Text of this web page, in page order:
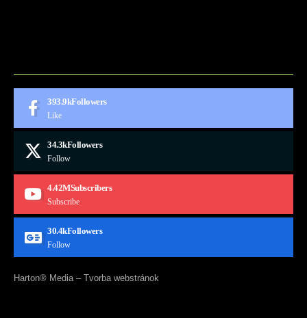
393.9kFollowers
Like
34.3kFollowers
Follow
4.42MSubscribers
Subscribe
30.4kFollowers
Follow
Harton® Media – Tvorba webstránok